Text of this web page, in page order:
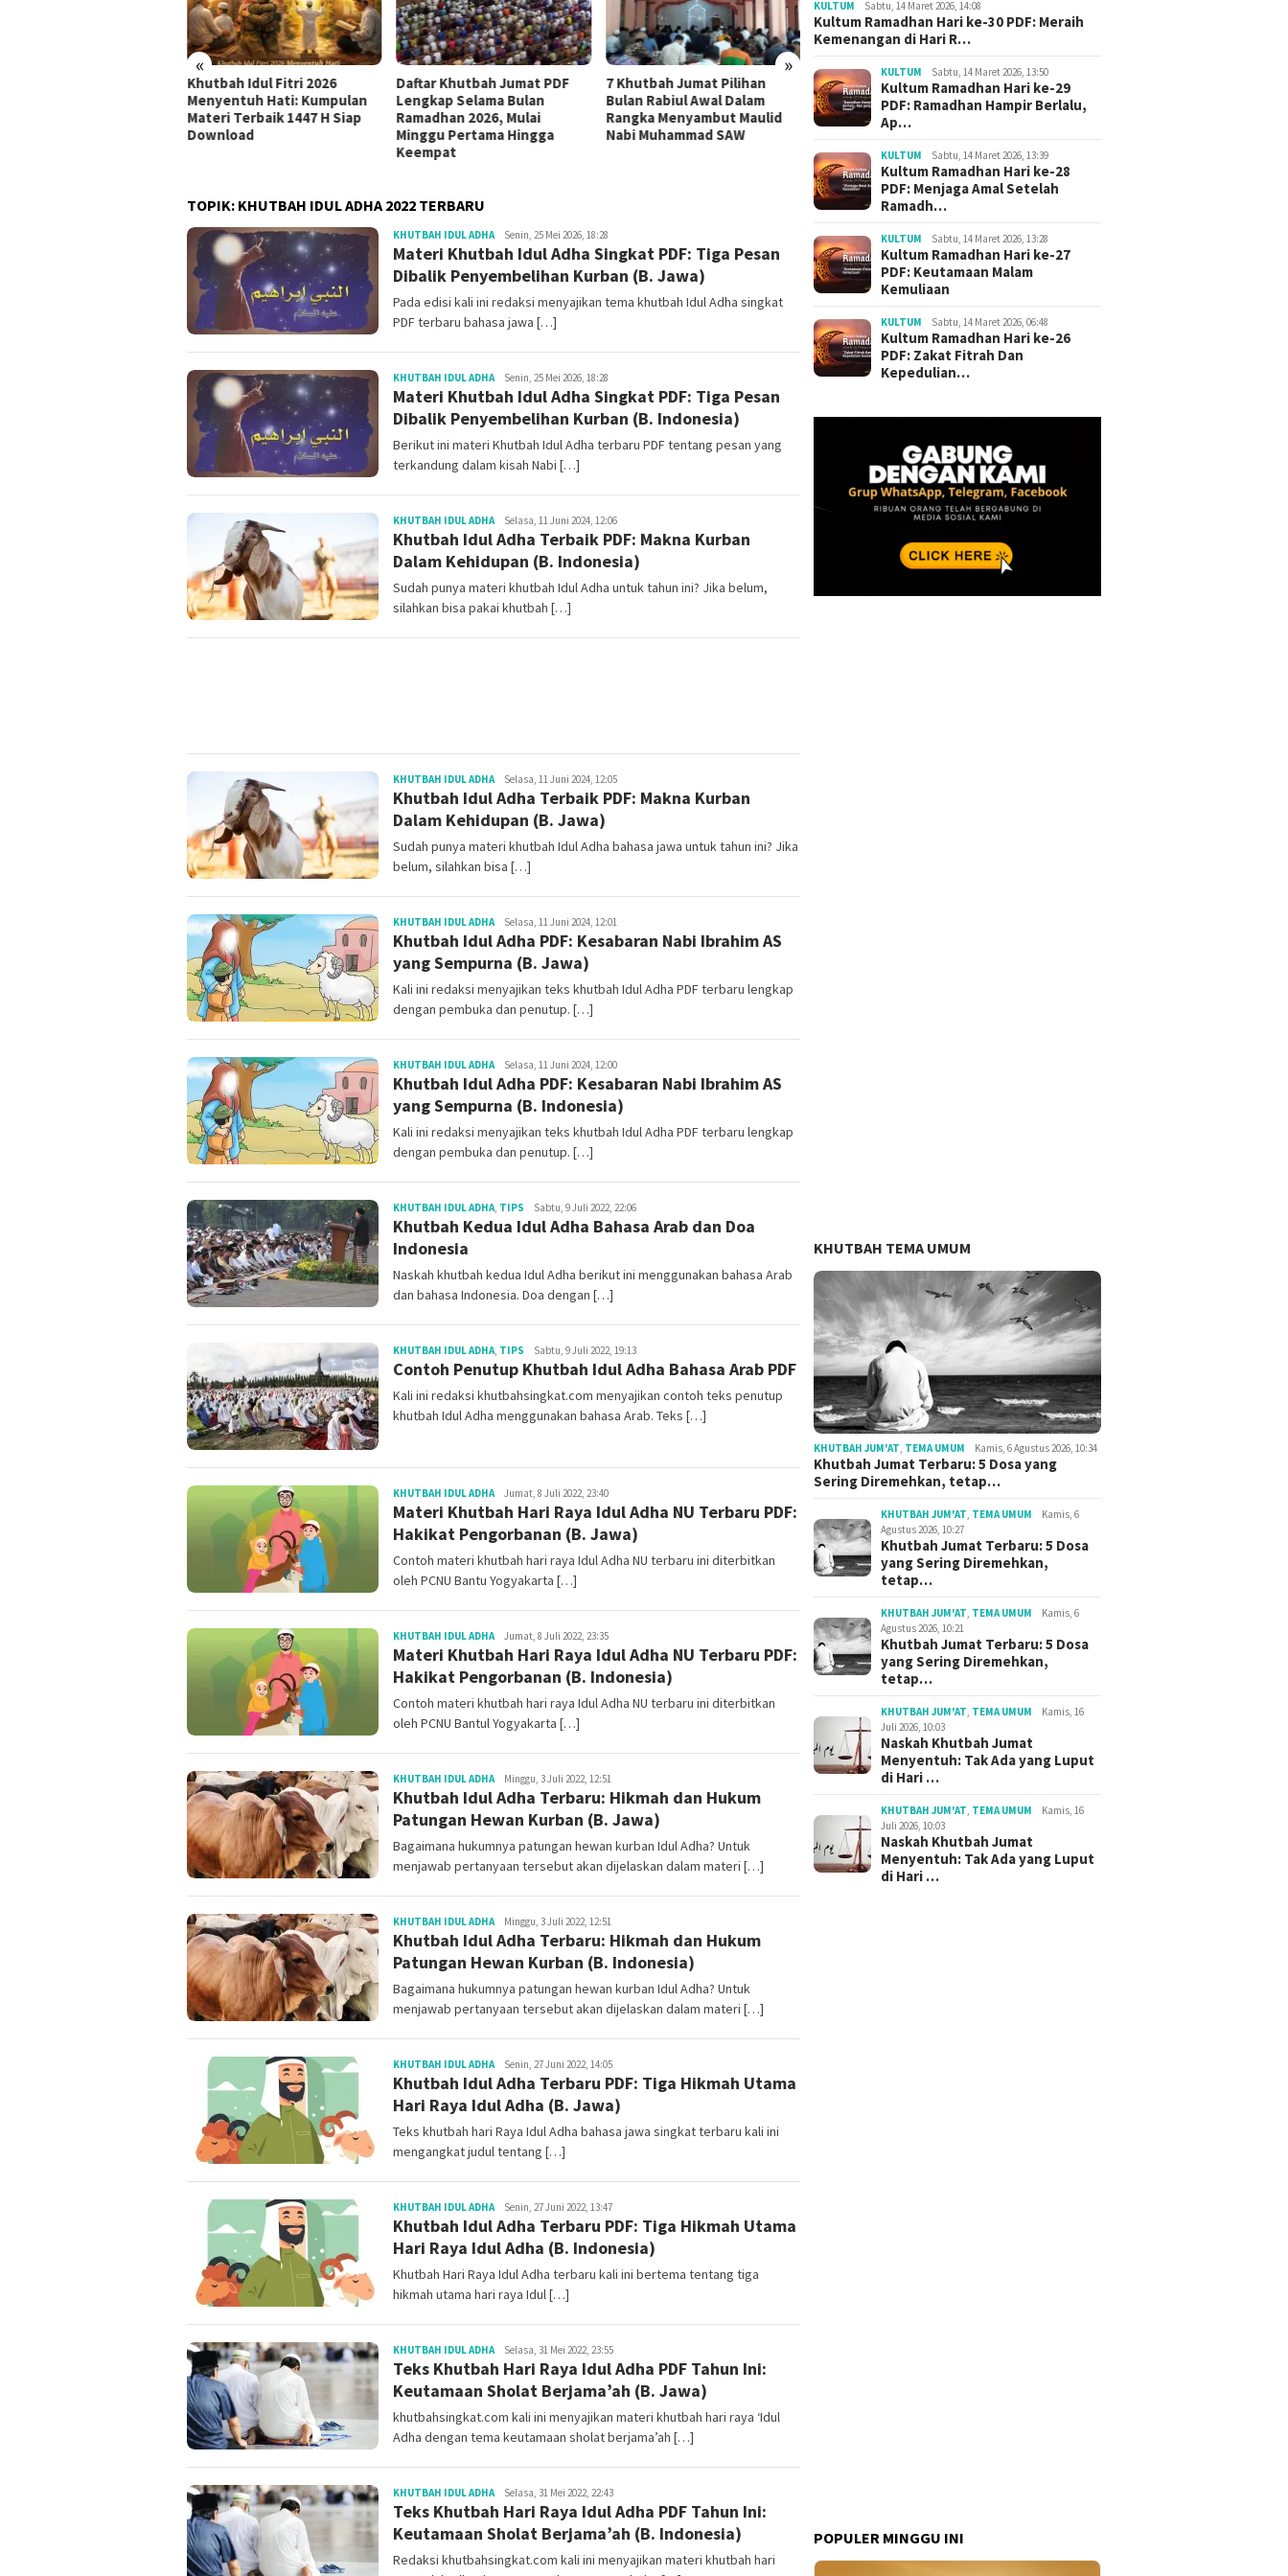
« »
Khutbah Idul Fitri 2026
Menyentuh Hati: Kumpulan
Materi Terbaik 1447 H Siap
Download
Daftar Khutbah Jumat PDF
Lengkap Selama Bulan
Ramadhan 2026, Mulai
Minggu Pertama Hingga
Keempat
7 Khutbah Jumat Pilihan
Bulan Rabiul Awal Dalam
Rangka Menyambut Maulid
Nabi Muhammad SAW
4 Materi Khutbah Jumat
Paling Bagus Akhir Bulan
Dzulqa’dah
3 Judul Khutbah Jumat
Menyambut Bulan Muharram
1448 H / 2026 M
TOPIK: KHUTBAH IDUL ADHA 2022 TERBARU
KHUTBAH IDUL ADHARedaksi
Senin, 25 Mei 2026, 18:28
Materi Khutbah Idul Adha Singkat PDF: Tiga Pesan
Dibalik Penyembelihan Kurban (B. Jawa)
Pada edisi kali ini redaksi menyajikan tema khutbah Idul Adha singkat
PDF terbaru bahasa jawa […]
KHUTBAH IDUL ADHARedaksi
Senin, 25 Mei 2026, 18:28
Materi Khutbah Idul Adha Singkat PDF: Tiga Pesan
Dibalik Penyembelihan Kurban (B. Indonesia)
Berikut ini materi Khutbah Idul Adha terbaru PDF tentang pesan yang
terkandung dalam kisah Nabi […]
KHUTBAH IDUL ADHARedaksi
Selasa, 11 Juni 2024, 12:06
Khutbah Idul Adha Terbaik PDF: Makna Kurban
Dalam Kehidupan (B. Indonesia)
Sudah punya materi khutbah Idul Adha untuk tahun ini? Jika belum,
silahkan bisa pakai khutbah […]
KHUTBAH IDUL ADHARedaksi
Selasa, 11 Juni 2024, 12:05
Khutbah Idul Adha Terbaik PDF: Makna Kurban
Dalam Kehidupan (B. Jawa)
Sudah punya materi khutbah Idul Adha bahasa jawa untuk tahun ini? Jika
belum, silahkan bisa […]
KHUTBAH IDUL ADHARedaksi
Selasa, 11 Juni 2024, 12:01
Khutbah Idul Adha PDF: Kesabaran Nabi Ibrahim AS
yang Sempurna (B. Jawa)
Kali ini redaksi menyajikan teks khutbah Idul Adha PDF terbaru lengkap
dengan pembuka dan penutup. […]
KHUTBAH IDUL ADHARedaksi
Selasa, 11 Juni 2024, 12:00
Khutbah Idul Adha PDF: Kesabaran Nabi Ibrahim AS
yang Sempurna (B. Indonesia)
Kali ini redaksi menyajikan teks khutbah Idul Adha PDF terbaru lengkap
dengan pembuka dan penutup. […]
KHUTBAH IDUL ADHA, TIPS Redaksi
Sabtu, 9 Juli 2022, 22:06
Khutbah Kedua Idul Adha Bahasa Arab dan Doa
Indonesia
Naskah khutbah kedua Idul Adha berikut ini menggunakan bahasa Arab
dan bahasa Indonesia. Doa dengan […]
KHUTBAH IDUL ADHA, TIPS Redaksi
Sabtu, 9 Juli 2022, 19:13
Contoh Penutup Khutbah Idul Adha Bahasa Arab PDF
Kali ini redaksi khutbahsingkat.com menyajikan contoh teks penutup
khutbah Idul Adha menggunakan bahasa Arab. Teks […]
KHUTBAH IDUL ADHARedaksi
Jumat, 8 Juli 2022, 23:40
Materi Khutbah Hari Raya Idul Adha NU Terbaru PDF:
Hakikat Pengorbanan (B. Jawa)
Contoh materi khutbah hari raya Idul Adha NU terbaru ini diterbitkan
oleh PCNU Bantu Yogyakarta […]
KHUTBAH IDUL ADHARedaksi
Jumat, 8 Juli 2022, 23:35
Materi Khutbah Hari Raya Idul Adha NU Terbaru PDF:
Hakikat Pengorbanan (B. Indonesia)
Contoh materi khutbah hari raya Idul Adha NU terbaru ini diterbitkan
oleh PCNU Bantul Yogyakarta […]
KHUTBAH IDUL ADHARedaksi
Minggu, 3 Juli 2022, 12:51
Khutbah Idul Adha Terbaru: Hikmah dan Hukum
Patungan Hewan Kurban (B. Jawa)
Bagaimana hukumnya patungan hewan kurban Idul Adha? Untuk
menjawab pertanyaan tersebut akan dijelaskan dalam materi […]
KHUTBAH IDUL ADHARedaksi
Minggu, 3 Juli 2022, 12:51
Khutbah Idul Adha Terbaru: Hikmah dan Hukum
Patungan Hewan Kurban (B. Indonesia)
Bagaimana hukumnya patungan hewan kurban Idul Adha? Untuk
menjawab pertanyaan tersebut akan dijelaskan dalam materi […]
KHUTBAH IDUL ADHARedaksi
Senin, 27 Juni 2022, 14:05
Khutbah Idul Adha Terbaru PDF: Tiga Hikmah Utama
Hari Raya Idul Adha (B. Jawa)
Teks khutbah hari Raya Idul Adha bahasa jawa singkat terbaru kali ini
mengangkat judul tentang […]
KHUTBAH IDUL ADHARedaksi
Senin, 27 Juni 2022, 13:47
Khutbah Idul Adha Terbaru PDF: Tiga Hikmah Utama
Hari Raya Idul Adha (B. Indonesia)
Khutbah Hari Raya Idul Adha terbaru kali ini bertema tentang tiga
hikmah utama hari raya Idul […]
KHUTBAH IDUL ADHARedaksi
Selasa, 31 Mei 2022, 23:55
Teks Khutbah Hari Raya Idul Adha PDF Tahun Ini:
Keutamaan Sholat Berjama’ah (B. Jawa)
khutbahsingkat.com kali ini menyajikan materi khutbah hari raya ‘Idul
Adha dengan tema keutamaan sholat berjama’ah […]
KHUTBAH IDUL ADHARedaksi
Selasa, 31 Mei 2022, 22:43
Teks Khutbah Hari Raya Idul Adha PDF Tahun Ini:
Keutamaan Sholat Berjama’ah (B. Indonesia)
Redaksi khutbahsingkat.com kali ini menyajikan materi khutbah hari
KULTUM Sabtu, 14 Maret 2026, 14:08
Kultum Ramadhan Hari ke-30 PDF: Meraih
Kemenangan di Hari R…
KULTUM Sabtu, 14 Maret 2026, 13:50
Kultum Ramadhan Hari ke-29
PDF: Ramadhan Hampir Berlalu,
Ap…
KULTUM Sabtu, 14 Maret 2026, 13:39
Kultum Ramadhan Hari ke-28
PDF: Menjaga Amal Setelah
Ramadh…
KULTUM Sabtu, 14 Maret 2026, 13:28
Kultum Ramadhan Hari ke-27
PDF: Keutamaan Malam
Kemuliaan
KULTUM Sabtu, 14 Maret 2026, 06:48
Kultum Ramadhan Hari ke-26
PDF: Zakat Fitrah Dan
Kepedulian…
KHUTBAH TEMA UMUM
KHUTBAH JUM'AT, TEMA UMUM Kamis, 6 Agustus 2026, 10:34
Khutbah Jumat Terbaru: 5 Dosa yang
Sering Diremehkan, tetap…
KHUTBAH JUM'AT, TEMA UMUM
Kamis, 6
Agustus 2026, 10:27
Khutbah Jumat Terbaru: 5 Dosa
yang Sering Diremehkan,
tetap…
KHUTBAH JUM'AT, TEMA UMUM
Kamis, 6
Agustus 2026, 10:21
Khutbah Jumat Terbaru: 5 Dosa
yang Sering Diremehkan,
tetap…
KHUTBAH JUM'AT, TEMA UMUM
Kamis, 16
Juli 2026, 10:03
Naskah Khutbah Jumat
Menyentuh: Tak Ada yang Luput
di Hari …
KHUTBAH JUM'AT, TEMA UMUM
Kamis, 16
Juli 2026, 10:03
Naskah Khutbah Jumat
Menyentuh: Tak Ada yang Luput
di Hari …
POPULER MINGGU INI